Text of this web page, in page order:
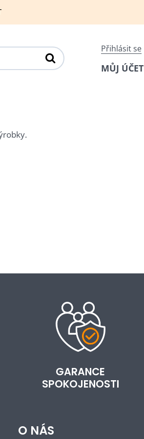
Přihlásit se
MŮJ ÚČET
GARANCE
SPOKOJENOSTI
O NÁS